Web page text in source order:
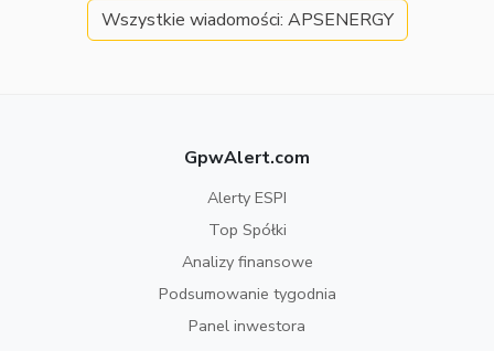
Wszystkie wiadomości: APSENERGY
GpwAlert.com
Alerty ESPI
Top Spółki
Analizy finansowe
Podsumowanie tygodnia
Panel inwestora